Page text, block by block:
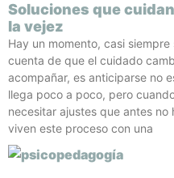
Soluciones que
la vejez
Hay un momento, casi
cuenta de que el cuidado
acompañar, es anticiparse no
llega poco a poco, pero
necesitar ajustes que antes
viven este proceso con una